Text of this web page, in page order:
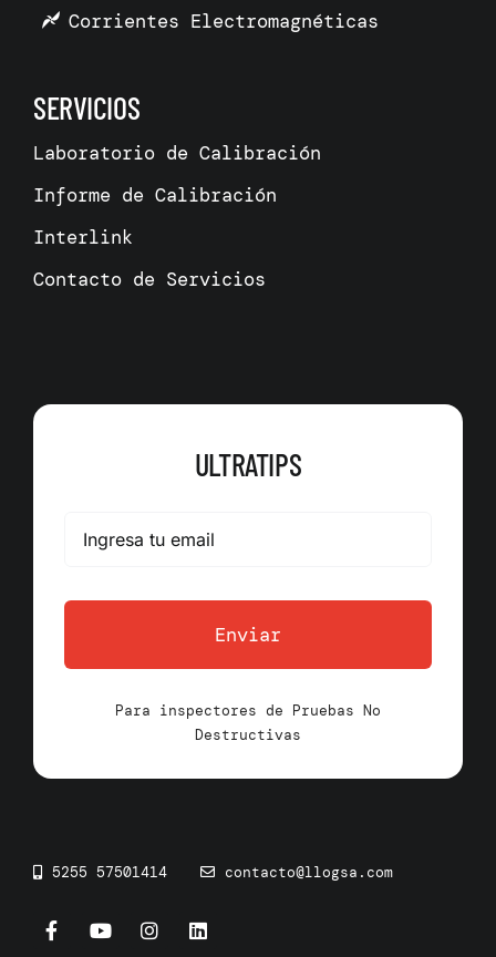
Corrientes Electromagnéticas
SERVICIOS
Laboratorio de Calibración
Informe de Calibración
Interlink
Contacto de Servicios
ULTRATIPS
Enviar
Para inspectores de Pruebas No
Destructivas
5255 57501414 contacto@llogsa.com